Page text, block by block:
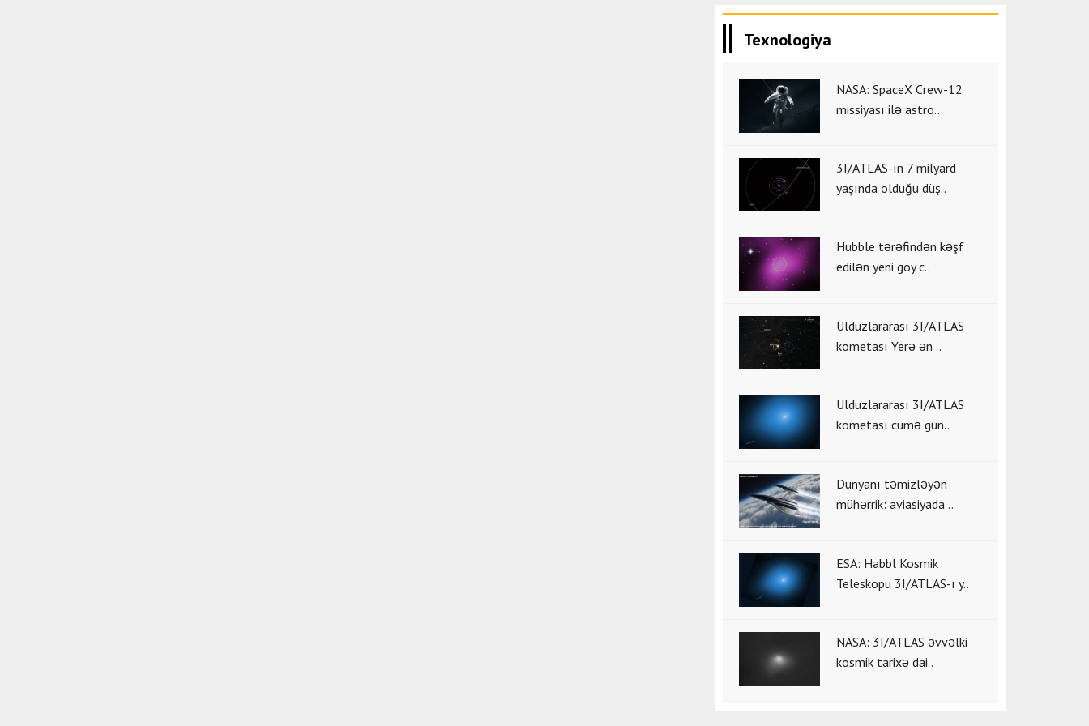
Texnologiya
NASA: SpaceX Crew-12
missiyası ilə astro..
3I/ATLAS-ın 7 milyard
yaşında olduğu düş..
Hubble tərəfindən kəşf
edilən yeni göy c..
Ulduzlararası 3I/ATLAS
kometası Yerə ən ..
Ulduzlararası 3I/ATLAS
kometası cümə gün..
Dünyanı təmizləyən
mühərrik: aviasiyada ..
ESA: Habbl Kosmik
Teleskopu 3I/ATLAS-ı y..
NASA: 3I/ATLAS əvvəlki
kosmik tarixə dai..